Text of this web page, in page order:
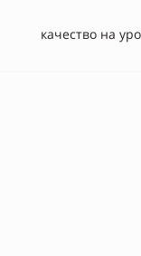
качество на